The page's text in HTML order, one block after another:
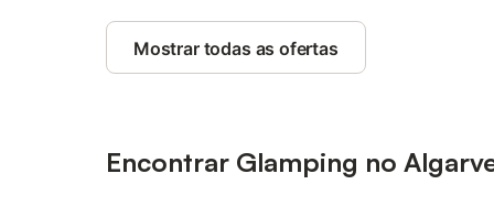
Mostrar todas as ofertas
Encontrar Glamping no